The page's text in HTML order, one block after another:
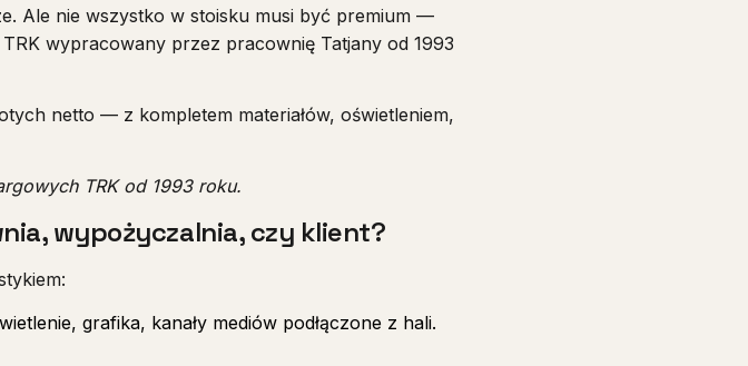
Ale nie wszystko w stoisku musi być premium —
wypracowany przez pracownię Tatjany od 1993
netto — z kompletem materiałów, oświetleniem,
TRK od 1993 roku.
wypożyczalnia, czy klient?
grafika, kanały mediów podłączone z hali.